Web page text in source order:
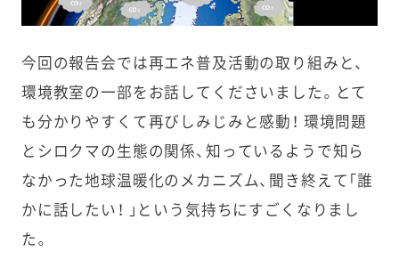
今回の報告会では再エネ普及活動の取り組みと、
環境教室の一部をお話してくださいました。とて
も分かりやすくて再びしみじみと感動！ 環境問題
とシロクマの生態の関係、知っているようで知ら
なかった地球温暖化のメカニズム、聞き終えて「誰
かに話したい！ 」という気持ちにすごくなりまし
た。